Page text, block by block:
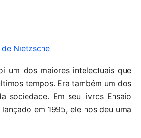
Nietzsche
um dos maiores intelectuais que
tempos. Era também um dos
sociedade. Em seu livros Ensaio
em 1995, ele nos deu uma